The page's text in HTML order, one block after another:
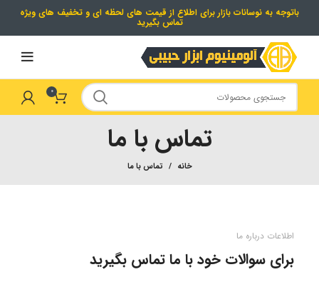
باتوجه به نوسانات بازار برای اطلاع از قیمت های لحظه ای و تخفیف های ویژه
تماس بگیرید
0
تماس با ما
خانه تماس با ما
اطلاعات درباره ما
برای سوالات خود با ما تماس بگیرید